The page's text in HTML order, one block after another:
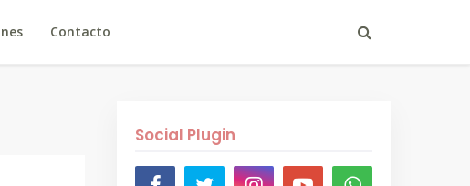
Contacto
Social Plugin